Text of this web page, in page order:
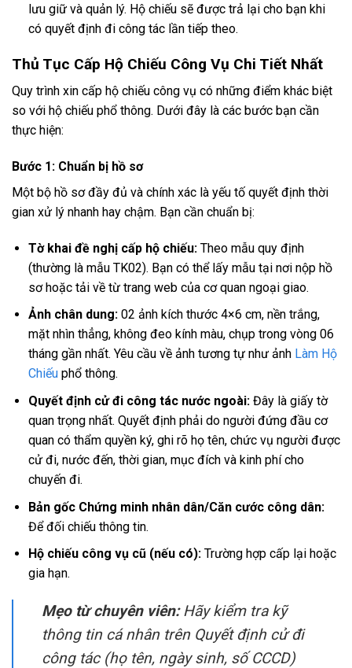
lưu giữ và quản lý. Hộ chiếu sẽ được trả lại cho bạn khi
có quyết định đi công tác lần tiếp theo.
Thủ Tục Cấp Hộ Chiếu Công Vụ Chi Tiết Nhất
Quy trình xin cấp hộ chiếu công vụ có những điểm khác biệt
so với hộ chiếu phổ thông. Dưới đây là các bước bạn cần
thực hiện:
Bước 1: Chuẩn bị hồ sơ
Một bộ hồ sơ đầy đủ và chính xác là yếu tố quyết định thời
gian xử lý nhanh hay chậm. Bạn cần chuẩn bị:
Tờ khai đề nghị cấp hộ chiếu:Theo mẫu quy định
(thường là mẫu TK02). Bạn có thể lấy mẫu tại nơi nộp hồ
sơ hoặc tải về từ trang web của cơ quan ngoại giao.
Ảnh chân dung:02 ảnh kích thước 4×6 cm, nền trắng,
mặt nhìn thẳng, không đeo kính màu, chụp trong vòng 06
tháng gần nhất. Yêu cầu về ảnh tương tự như ảnh Làm Hộ
Chiếuphổ thông.
Quyết định cử đi công tác nước ngoài:Đây là giấy tờ
quan trọng nhất. Quyết định phải do người đứng đầu cơ
quan có thẩm quyền ký, ghi rõ họ tên, chức vụ người được
cử đi, nước đến, thời gian, mục đích và kinh phí cho
chuyến đi.
Bản gốc Chứng minh nhân dân/Căn cước công dân:
Để đối chiếu thông tin.
Hộ chiếu công vụ cũ (nếu có):Trường hợp cấp lại hoặc
gia hạn.
Mẹo từ chuyên viên:Hãy kiểm tra kỹ
thông tin cá nhân trên Quyết định cử đi
công tác (họ tên, ngày sinh, số CCCD)